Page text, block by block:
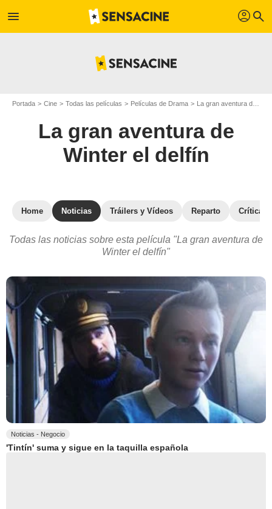
menu profil search
Portada Cine Todas las películas Películas de Drama La gran aventura de Winter el delfín
La gran aventura de
Winter el delfín
Home Noticias Tráilers y Vídeos Reparto Críticas
Todas las noticias sobre esta película "La gran aventura de
Winter el delfín"
Noticias - Negocio
'Tintín' suma y sigue en la taquilla española